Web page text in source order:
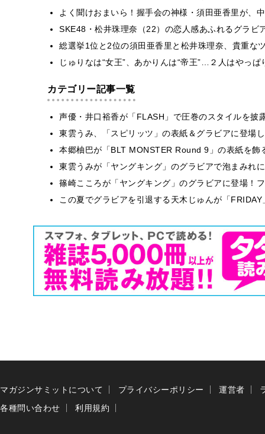
よく聞けおまいら！握手会の神様・須田亜香里が、
SKE48・松井珠理奈（22）の恋人感あふれるグラビ
総選挙1位と2位の須田亜香里と松井珠理奈、貴重な
じゅりなは“女王”、あかりんは“帝王”…２人はやっ
カテゴリー記事一覧
声優・井口裕香が「FLASH」で圧巻のスタイルを
東雲うみ、「スピリッツ」の表紙＆グラビアに登場
本郷柚巴が「BLT MONSTER Round 9」の表紙を
東雲うみが「ヤングキング」のグラビアで泡まみれ
篠崎こころが「ヤングキング」のグラビアに登場！
この夏でグラビアを引退する天木じゅんが「
マガジンサミットについて プライバシーポリシー 運営者
各種問い合わせ
利用規約